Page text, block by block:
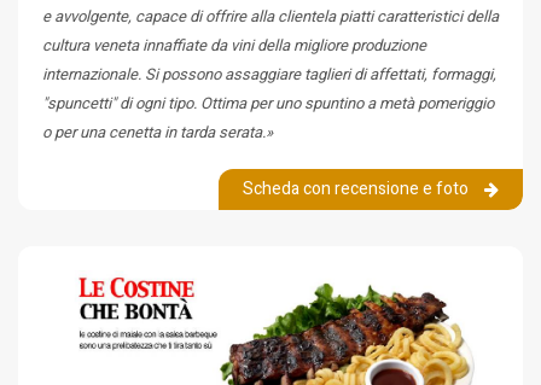
e avvolgente, capace di offrire alla clientela piatti caratteristici della
cultura veneta innaffiate da vini della migliore produzione
internazionale. Si possono assaggiare taglieri di affettati, formaggi,
"spuncetti" di ogni tipo. Ottima per uno spuntino a metà pomeriggio
o per una cenetta in tarda serata.»
Scheda con recensione e foto